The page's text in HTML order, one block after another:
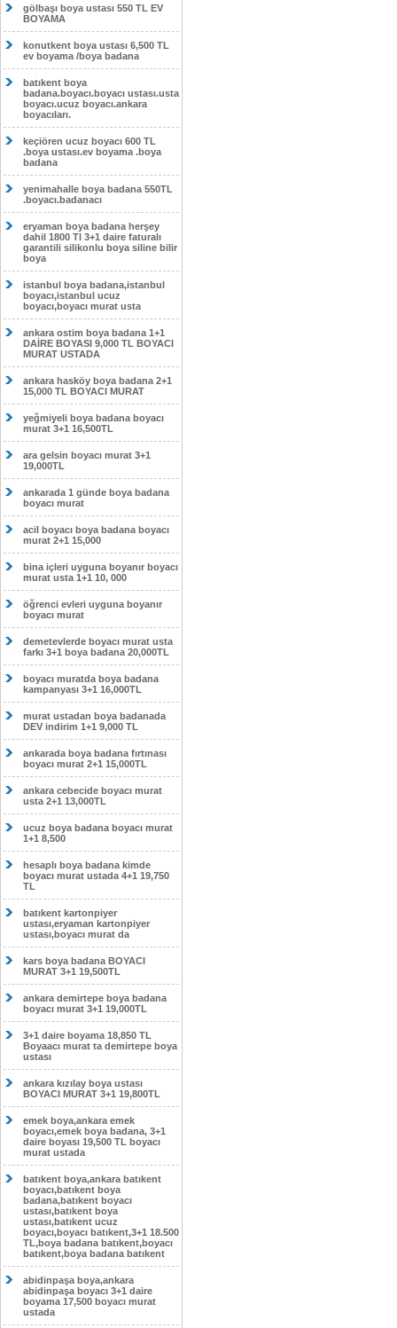
gölbaşı boya ustası 550 TL EV
BOYAMA
konutkent boya ustası 6,500 TL
ev boyama /boya badana
batıkent boya
badana.boyacı.boyacı ustası.usta
boyacı.ucuz boyacı.ankara
boyacıları.
keçiören ucuz boyacı 600 TL
.boya ustası.ev boyama .boya
badana
yenimahalle boya badana 550TL
.boyacı.badanacı
eryaman boya badana herşey
dahil 1800 Tl 3+1 daire faturalı
garantili silikonlu boya siline bilir
boya
istanbul boya badana,istanbul
boyacı,istanbul ucuz
boyacı,boyacı murat usta
ankara ostim boya badana 1+1
DAİRE BOYASI 9,000 TL BOYACI
MURAT USTADA
ankara hasköy boya badana 2+1
15,000 TL BOYACI MURAT
yeğmiyeli boya badana boyacı
murat 3+1 16,500TL
ara gelsin boyacı murat 3+1
19,000TL
ankarada 1 günde boya badana
boyacı murat
acil boyacı boya badana boyacı
murat 2+1 15,000
bina içleri uyguna boyanır boyacı
murat usta 1+1 10, 000
öğrenci evleri uyguna boyanır
boyacı murat
demetevlerde boyacı murat usta
farkı 3+1 boya badana 20,000TL
boyacı muratda boya badana
kampanyası 3+1 16,000TL
murat ustadan boya badanada
DEV indirim 1+1 9,000 TL
ankarada boya badana fırtınası
boyacı murat 2+1 15,000TL
ankara cebecide boyacı murat
usta 2+1 13,000TL
ucuz boya badana boyacı murat
1+1 8,500
hesaplı boya badana kimde
boyacı murat ustada 4+1 19,750
TL
batıkent kartonpiyer
ustası,eryaman kartonpiyer
ustası,boyacı murat da
kars boya badana BOYACI
MURAT 3+1 19,500TL
ankara demirtepe boya badana
boyacı murat 3+1 19,000TL
3+1 daire boyama 18,850 TL
Boyaacı murat ta demirtepe boya
ustası
ankara kızılay boya ustası
BOYACI MURAT 3+1 19,800TL
emek boya,ankara emek
boyacı,emek boya badana, 3+1
daire boyası 19,500 TL boyacı
murat ustada
batıkent boya,ankara batıkent
boyacı,batıkent boya
badana,batıkent boyacı
ustası,batıkent boya
ustası,batıkent ucuz
boyacı,boyacı batıkent,3+1 18.500
TL,boya badana batıkent,boyacı
batıkent,boya badana batıkent
abidinpaşa boya,ankara
abidinpaşa boyacı 3+1 daire
boyama 17,500 boyacı murat
ustada